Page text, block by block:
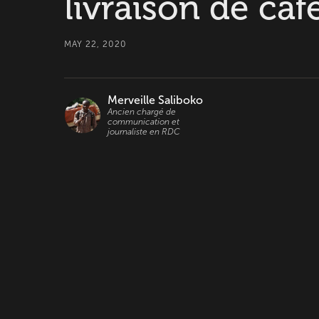
livraison de
MAY 22, 2020
Merveille Saliboko
Ancien chargé de
communication et
journaliste en RDC